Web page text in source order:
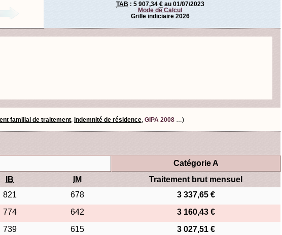
TAB : 5 907,34 €au 01/07/2023
Mode de Calcul
Grille indiciaire 2026
familial de traitement indemnité de résidence GIPA 2008 …)
Catégorie A
IB IM Traitement brut mensuel
821 678 3 337,65 €
774 642 3 160,43 €
739 615 3 027,51 €